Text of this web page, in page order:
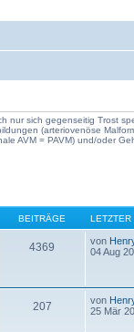
nur sich gegenseitig Trost
(arteriovenöse
AVM = PAVM) und/oder
BEITRÄGE LETZTER
4369 von
04 Aug
207 von
25 Mär